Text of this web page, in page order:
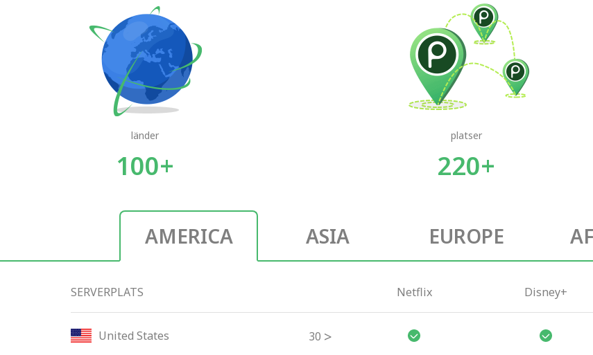
länder
100+
platser
220+
AMERICA ASIA EUROPE
SERVERPLATS Netflix Disney+
United States 30 >